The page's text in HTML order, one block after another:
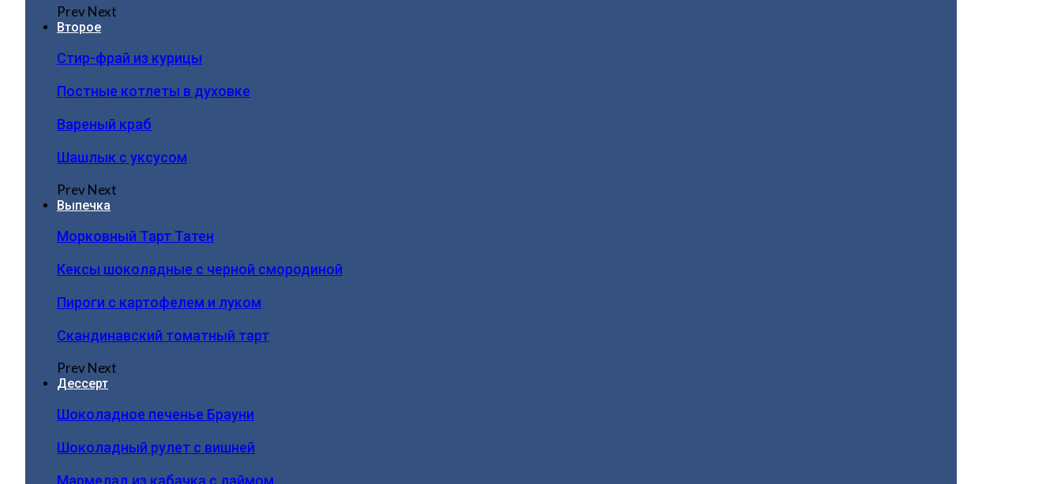
PrevNext
Второе
Стир-фрай из курицы
Постные котлеты в духовке
Вареный краб
Шашлык с уксусом
PrevNext
Выпечка
Морковный Тарт Татен
Кексы шоколадные с черной смородиной
Пироги c картофелем и луком
Скандинавский томатный тарт
PrevNext
Дессерт
Шоколадное печенье Брауни
Шоколадный рулет с вишней
Мармелад из кабачка с лаймом